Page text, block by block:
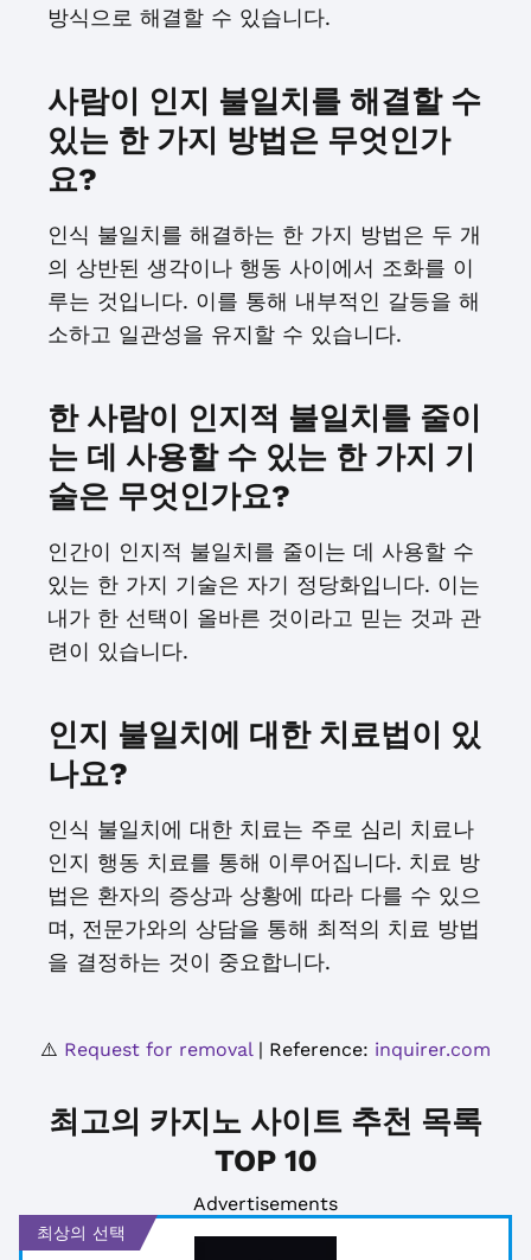
방식으로 해결할 수 있습니다.
사람이 인지 불일치를 해결할 수
있는 한 가지 방법은 무엇인가
요?
인식 불일치를 해결하는 한 가지 방법은 두 개
의 상반된 생각이나 행동 사이에서 조화를 이
루는 것입니다. 이를 통해 내부적인 갈등을 해
소하고 일관성을 유지할 수 있습니다.
한 사람이 인지적 불일치를 줄이
는 데 사용할 수 있는 한 가지 기
술은 무엇인가요?
인간이 인지적 불일치를 줄이는 데 사용할 수
있는 한 가지 기술은 자기 정당화입니다. 이는
내가 한 선택이 올바른 것이라고 믿는 것과 관
련이 있습니다.
인지 불일치에 대한 치료법이 있
나요?
인식 불일치에 대한 치료는 주로 심리 치료나
인지 행동 치료를 통해 이루어집니다. 치료 방
법은 환자의 증상과 상황에 따라 다를 수 있으
며, 전문가와의 상담을 통해 최적의 치료 방법
을 결정하는 것이 중요합니다.
⚠️ Request for removal| Reference: inquirer.com
최고의 카지노 사이트 추천 목록
TOP 10
Advertisements
최상의 선택